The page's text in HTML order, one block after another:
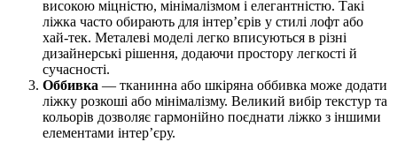
високою міцністю, мінімалізмом і елегантністю. Такі
ліжка часто обирають для інтер’єрів у стилі лофт або
хай-тек. Металеві моделі легко вписуються в різні
дизайнерські рішення, додаючи простору легкості й
сучасності.
Оббивка — тканинна або шкіряна оббивка може додати
ліжку розкоші або мінімалізму. Великий вибір текстур та
кольорів дозволяє гармонійно поєднати ліжко з іншими
елементами інтер’єру.